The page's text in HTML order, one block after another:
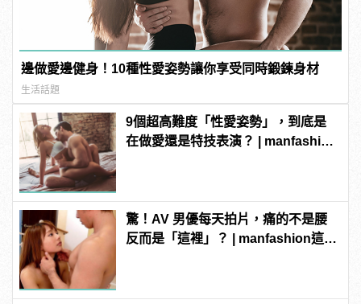
邊做愛邊健身！10種性愛姿勢讓你享受同時鍛鍊身材
生活話題
9個超高難度「性愛姿勢」，到底是
在做愛還是特技表演？ | manfashion
驚！AV 男優每天拍片，痛的不是腰
反而是「這裡」？ | manfashion這樣